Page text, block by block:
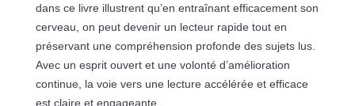
dans ce livre illustrent qu’en entraînant efficacement son
cerveau, on peut devenir un lecteur rapide tout en
préservant une compréhension profonde des sujets lus.
Avec un esprit ouvert et une volonté d’amélioration
continue, la voie vers une lecture accélérée et efficace
est claire et engageante.